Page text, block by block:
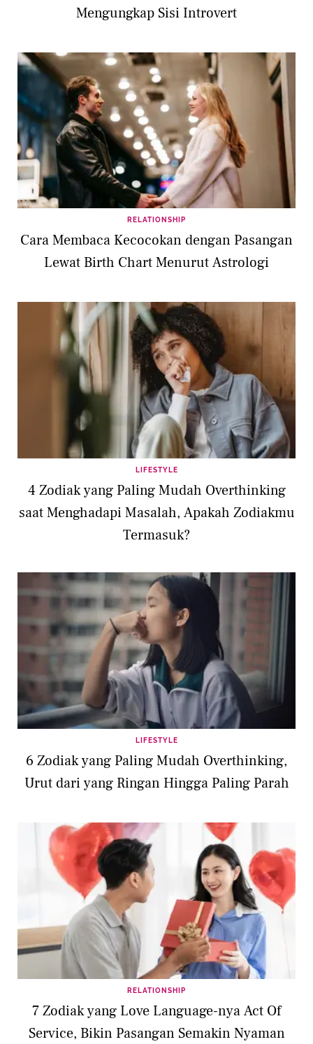
Mengungkap Sisi Introvert
RELATIONSHIP
Cara Membaca Kecocokan dengan Pasangan
Lewat Birth Chart Menurut Astrologi
LIFESTYLE
4 Zodiak yang Paling Mudah Overthinking
saat Menghadapi Masalah, Apakah Zodiakmu
Termasuk?
LIFESTYLE
6 Zodiak yang Paling Mudah Overthinking,
Urut dari yang Ringan Hingga Paling Parah
RELATIONSHIP
7 Zodiak yang Love Language-nya Act Of
Service, Bikin Pasangan Semakin Nyaman